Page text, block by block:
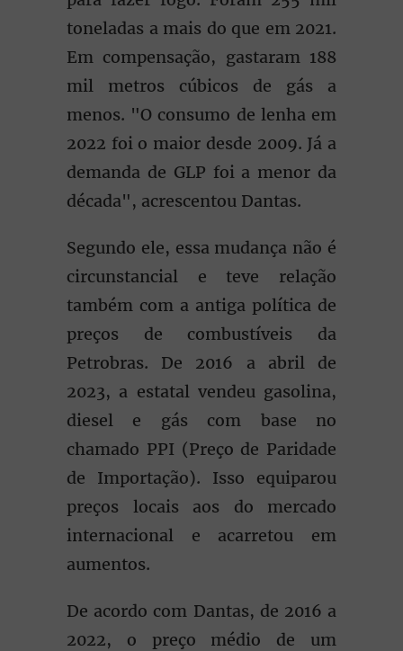
toneladas a mais do que em 2021.
Em compensação, gastaram 188
mil metros cúbicos de gás a
menos. "O consumo de lenha em
2022 foi o maior desde 2009. Já a
demanda de GLP foi a menor da
década", acrescentou Dantas.
Segundo ele, essa mudança não é
circunstancial e teve relação
também com a antiga política de
preços de combustíveis da
Petrobras. De 2016 a abril de
2023, a estatal vendeu gasolina,
diesel e gás com base no
chamado PPI (Preço de Paridade
de Importação). Isso equiparou
preços locais aos do mercado
internacional e acarretou em
aumentos.
De acordo com Dantas, de 2016 a
2022, o preço médio de um